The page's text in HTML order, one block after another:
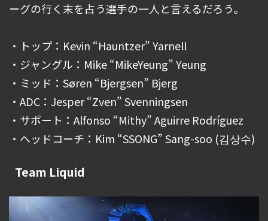
ーグの行く末を占う選手の一人と言えるだろう。
・トップ：Kevin “Hauntzer” Yarnell
・ジャングル：Mike “MikeYeung” Yeung
・ミッド：Søren “Bjergsen” Bjerg
・ADC：Jesper “Zven” Svenningsen
・サポート：Alfonso “Mithy” Aguirre Rodríguez
・ヘッドコーチ：Kim “SSONG” Sang-soo (김상수)
Team Liquid